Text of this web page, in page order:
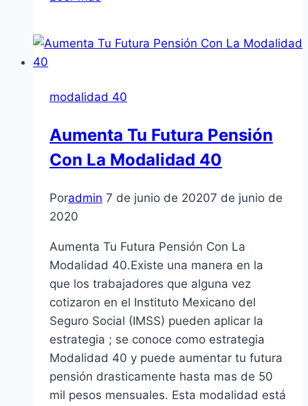
te
ya
demasiado
cara?
modalidad 40
Aumenta Tu Futura Pensión
Con La Modalidad 40
Poradmin 7 de junio de 20207 de junio de
2020
Aumenta Tu Futura Pensión Con La
Modalidad 40.Existe una manera en la
que los trabajadores que alguna vez
cotizaron en el Instituto Mexicano del
Seguro Social (IMSS) pueden aplicar la
estrategia ; se conoce como estrategia
Modalidad 40 y puede aumentar tu futura
pensión drasticamente hasta mas de 50
mil pesos mensuales. Esta modalidad está